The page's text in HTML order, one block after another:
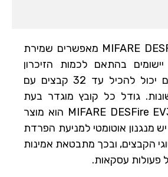
כרטיסי MIFARE DESFire EV3 מאפשרים שמירת
בהתאם לכמות הזיכרון
בכרטיס. כל יישום יכול להכיל עד 32 קבצים עם
גודל כל קובץ מוגדר בעת
יצירתו, ובכך ה-MIFARE DESFire EV3 הוא מוצר
מנגנון אוטומטי למניעת הפרדת
הקבצים, ובכך מתבטאת אמינות
פעולות עסקאות.